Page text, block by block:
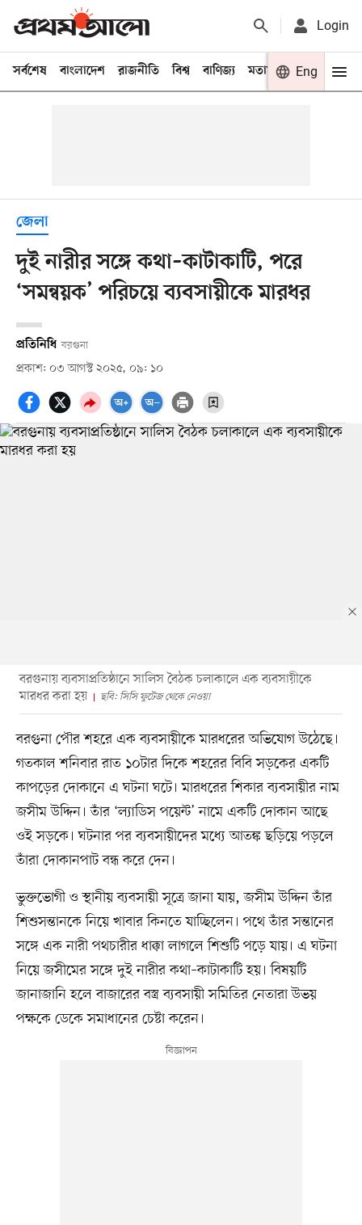
Login
সর্বশেষ বাংলাদেশ রাজনীতি বিশ্ব বাণিজ্য মতামত খেলা
Eng
জেলা
দুই নারীর সঙ্গে কথা–কাটাকাটি, পরে
‘সমন্বয়ক’ পরিচয়ে ব্যবসায়ীকে মারধর
প্রতিনিধি বরগুনা
প্রকাশ: ০৩ আগস্ট ২০২৫, ০৯: ১০
বরগুনায় ব্যবসাপ্রতিষ্ঠানে সালিস বৈঠক চলাকালে এক ব্যবসায়ীকে
মারধর করা হয়
ছবি: সিসি ফুটেজ থেকে নেওয়া
বরগুনা পৌর শহরে এক ব্যবসায়ীকে মারধরের অভিযোগ উঠেছে।
গতকাল শনিবার রাত ১০টার দিকে শহরের বিবি সড়কের একটি
কাপড়ের দোকানে এ ঘটনা ঘটে। মারধরের শিকার ব্যবসায়ীর নাম
জসীম উদ্দিন। তাঁর ‘ল্যাডিস পয়েন্ট’ নামে একটি দোকান আছে
ওই সড়কে। ঘটনার পর ব্যবসায়ীদের মধ্যে আতঙ্ক ছড়িয়ে পড়লে
তাঁরা দোকানপাট বন্ধ করে দেন।
ভুক্তভোগী ও স্থানীয় ব্যবসায়ী সূত্রে জানা যায়, জসীম উদ্দিন তাঁর
শিশুসন্তানকে নিয়ে খাবার কিনতে যাচ্ছিলেন। পথে তাঁর সন্তানের
সঙ্গে এক নারী পথচারীর ধাক্কা লাগলে শিশুটি পড়ে যায়। এ ঘটনা
নিয়ে জসীমের সঙ্গে দুই নারীর কথা–কাটাকাটি হয়। বিষয়টি
জানাজানি হলে বাজারের বস্ত্র ব্যবসায়ী সমিতির নেতারা উভয়
পক্ষকে ডেকে সমাধানের চেষ্টা করেন।